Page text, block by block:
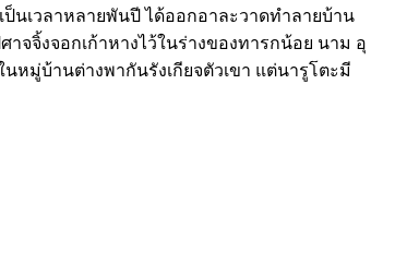
นเวลาหลายพันปี ได้ออกอาละวาดทำลายบ้าน
จจิ้งจอกเก้าหางไว้ในร่างของทารกน้อย นาม อุ
หมู่บ้านต่างพากันรังเกียจตัวเขา แต่นารูโตะมี